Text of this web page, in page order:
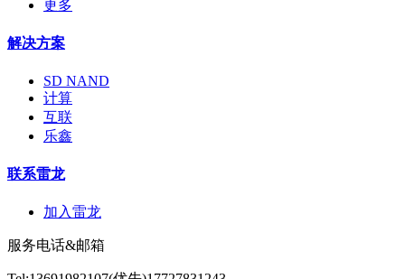
更多
解决方案
SD NAND
计算
互联
乐鑫
联系雷龙
加入雷龙
服务电话&邮箱